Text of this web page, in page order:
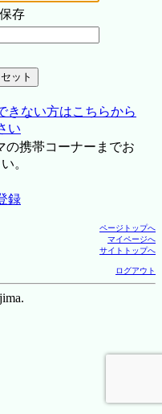
存
きない方はこちらから
い
携帯コーナーまでお
。
録
ページトップへ
マイページへ
サイトトップへ
ログアウト